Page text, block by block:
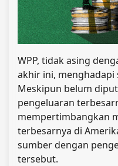
WPP, tidak asing
akhir ini, menghadapi
Meskipun belum
pengeluaran
mempertimbangkan
terbesarnya di
sumber dengan
tersebut.